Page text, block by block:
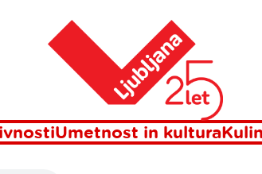
Umetnost in kultura